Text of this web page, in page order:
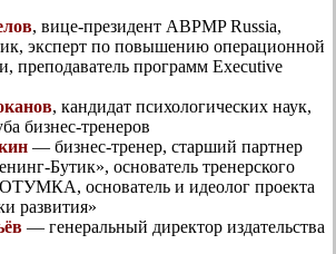
, вице-президент ABPMP Russia,
эксперт по повышению операционной
преподаватель программ Executive
, кандидат психологических наук,
бизнес-тренеров
— бизнес-тренер, старший партнер
Бутик», основатель тренерского
ОТУМКА, основатель и идеолог проекта
развития»
— генеральный директор издательства